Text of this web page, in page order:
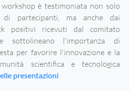
è testimoniata non solo
di partecipanti, ma anche dai
positivi ricevuti dal comitato
sottolineano l'importanza di
per favorire l'innovazione e la
scientifica e tecnologica
presentazioni